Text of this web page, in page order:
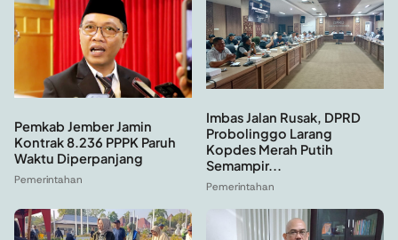
Pemkab Jember Jamin
Kontrak 8.236 PPPK Paruh
Waktu Diperpanjang
Pemerintahan
Imbas Jalan Rusak, DPRD
Probolinggo Larang
Kopdes Merah Putih
Semampir...
Pemerintahan